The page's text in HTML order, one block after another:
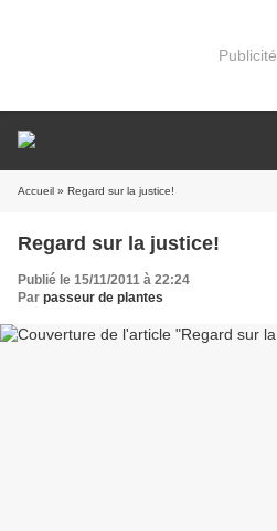
Publicité
Accueil » Regard sur la justice!
Regard sur la justice!
Publié le 15/11/2011 à 22:24
Par passeur de plantes